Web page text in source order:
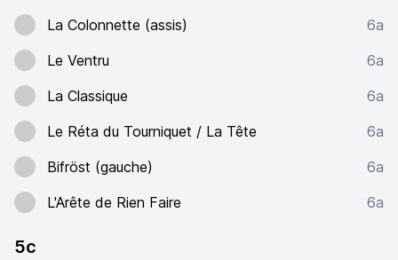
La Colonnette (assis)
6a
Le Ventru
6a
La Classique
6a
Le Réta du Tourniquet / La Tête
6a
Bifröst (gauche)
6a
L'Arête de Rien Faire
6a
5c